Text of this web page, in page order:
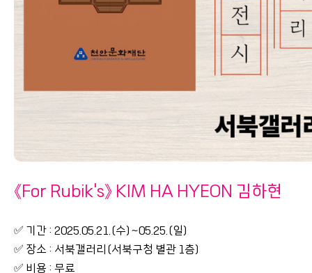
《For Rubik's》 KIM HA HYEON 김하현
✅ 기간 : 2025.05.21.(수)~05.25.(일)
✅ 장소 : 서북갤러리(서북구청 별관 1층)
✅ 비용 : 무료